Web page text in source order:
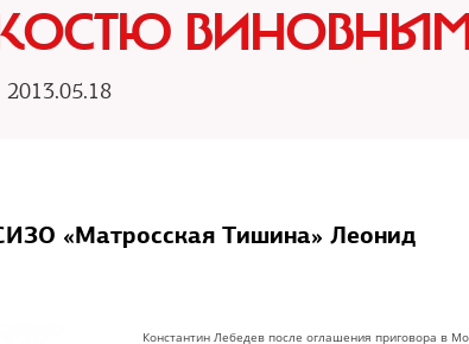
2013.05.18
«Матросская Тишина» Леонид
Константин Лебедев после оглашения приговора в